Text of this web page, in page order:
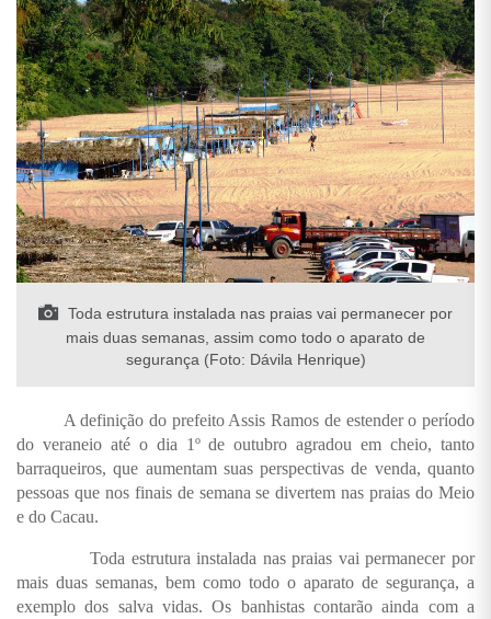
Toda estrutura instalada nas praias vai permanecer por
mais duas semanas, assim como todo o aparato de
segurança (Foto: Dávila Henrique)
A definição do prefeito Assis Ramos de estender o período
do veraneio até o dia 1º de outubro agradou em cheio, tanto
barraqueiros, que aumentam suas perspectivas de venda, quanto
pessoas que nos finais de semana se divertem nas praias do Meio
e do Cacau.
Toda estrutura instalada nas praias vai permanecer por
mais duas semanas, bem como todo o aparato de segurança, a
exemplo dos salva vidas. Os banhistas contarão ainda com a